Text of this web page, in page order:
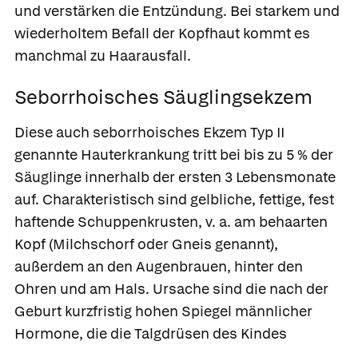
und verstärken die Entzündung. Bei starkem und
wiederholtem Befall der Kopfhaut kommt es
manchmal zu Haarausfall.
Seborrhoisches Säuglingsekzem
Diese auch seborrhoisches Ekzem Typ II
genannte Hauterkrankung tritt bei bis zu 5 % der
Säuglinge innerhalb der ersten 3 Lebensmonate
auf. Charakteristisch sind gelbliche, fettige, fest
haftende Schuppenkrusten, v. a. am behaarten
Kopf (Milchschorf oder Gneis genannt),
außerdem an den Augenbrauen, hinter den
Ohren und am Hals. Ursache sind die nach der
Geburt kurzfristig hohen Spiegel männlicher
Hormone, die die Talgdrüsen des Kindes